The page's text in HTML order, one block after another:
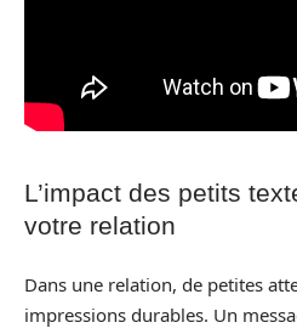
L’impact des petits
votre relation
Dans une relation, de petites
impressions durables. Un